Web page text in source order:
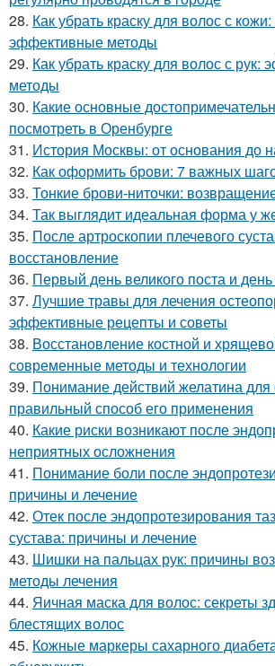
28. Как убрать краску для волос с
эффективные методы
29. Как убрать краску для волос с рук:
методы
30. Какие основные
посмотреть в Оренбурге
31. История Москвы: от основания до
32. Как оформить брови: 7 важных
33. Тонкие брови-ниточки:
34. Так выглядит идеальная форма у
35. После артроскопии плечевого
восстановление
36. Первый день великого поста и день
37. Лучшие травы для лечения
эффективные рецепты и советы
38. Восстановление костной и
современные методы и технологии
39. Понимание действий желатина для
правильный способ его применения
40. Какие риски возникают после
неприятных осложнения
41. Понимание боли после
причины и лечение
42. Отек после эндопротезирования
сустава: причины и лечение
43. Шишки на пальцах рук: причины
методы лечения
44. Яичная маска для волос: секреты
блестящих волос
45. Кожные маркеры сахарного